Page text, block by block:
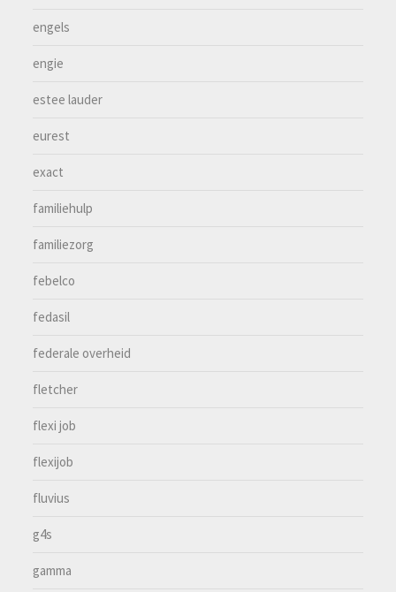
engels
engie
estee lauder
eurest
exact
familiehulp
familiezorg
febelco
fedasil
federale overheid
fletcher
flexi job
flexijob
fluvius
g4s
gamma